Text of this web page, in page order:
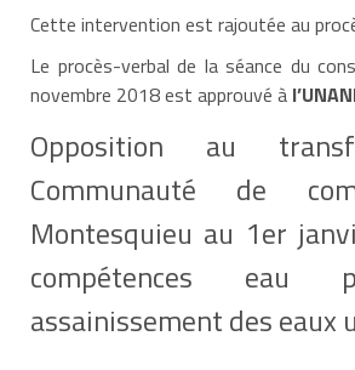
Cette intervention est rajoutée au
Le procès-verbal de la séance du
novembre 2018 est approuvé à
Opposition au
Communauté de
Montesquieu au 1er
compétences eau
assainissement des eaux